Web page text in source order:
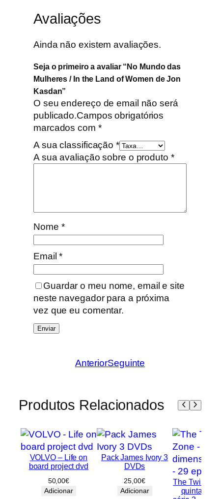
t
e
a
n
d
o
f
W
o
m
e
J
o
K
a
s
d
a
n
Avaliações
Ainda não existem avaliações.
Seja o primeiro a avaliar “No Mundo das
Mulheres / In the Land of Women de Jon
Kasdan”
O seu endereço de email não será
publicado.Campos obrigatórios
marcados com *
A sua classificação *
A sua avaliação sobre o produto *
Nome *
Email*
Guardar o meu nome, email e site
neste navegador para a próxima
vez que eu comentar.
AnteriorSeguinte
Produtos Relacionados
VOLVO – Life on
board project dvd
50,00€
Adicionar
Pack James Ivory 3
DVDs
25,00€
Adicionar
The Twilight
quinta